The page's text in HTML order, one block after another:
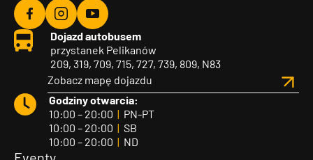
Agvo
Facebook
Agvo
Instagram
Agvo
YouTube
Dojazd autobusem
przystanek Pelikanów
209, 319, 709, 715, 727, 739, 809, N83
Zobacz mapę dojazdu
Godziny otwarcia:
10:00 – 20:00 | PN-PT
10:00 – 20:00 | SB
10:00 – 20:00 | ND